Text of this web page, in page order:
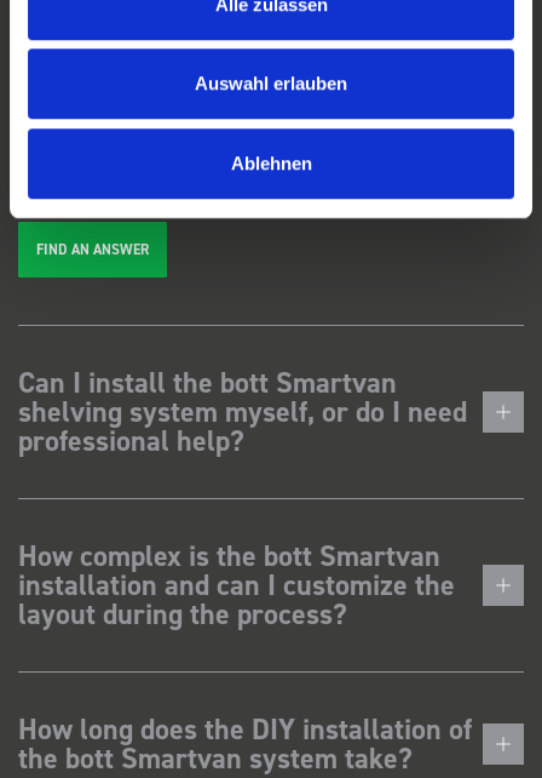
Auswahl erlauben
Ablehnen
FAQs
We're here to help. Can't find the answer you're looking for? View our
FIND AN ANSWER
Can I install the bott Smartvan
shelving system myself, or do I need
professional help?
How complex is the bott Smartvan
installation and can I customize the
layout during the process?
How long does the DIY installation of
the bott Smartvan system take?